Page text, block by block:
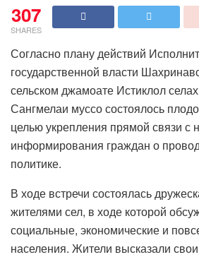
307
SHARES
Согласно плану действий
государственной власти
сельском джамоате Истиклол
Сангмелаи муссо состоялось
целью укрепления прямой связи с
информирования граждан о
политике.
В ходе встречи состоялась
жителями сел, в ходе которой
социальные, экономические и
населения. Жители высказали